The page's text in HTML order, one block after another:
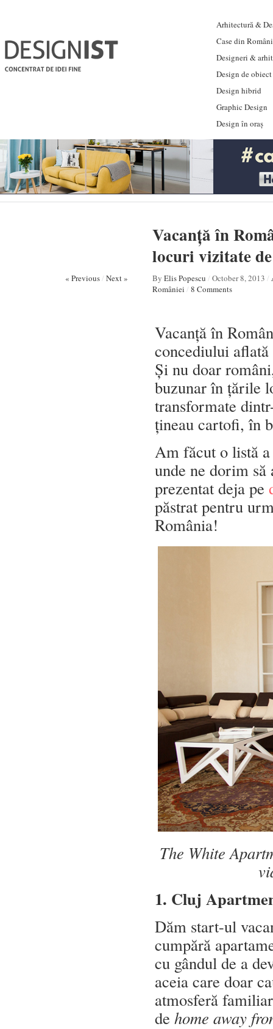
Arhitectură &
Case din
Designeri &
Design de obiect
Design hibrid
Graphic Design
Design în oraș
Vacanță în
locuri vizitate
« Previous/ Next » By Elis Popescu / October 8, 2013 /
României / 8 Comments
Vacanță în
concediului
Și nu doar
buzunar în țările
transformate
țineau cartofi, în
Am făcut o listă
unde ne dorim
prezentat deja pe
păstrat pentru
România!
The White
1. Cluj
Dăm start-ul
cumpără
cu gândul de a
aceia care doar
atmosferă
de home away